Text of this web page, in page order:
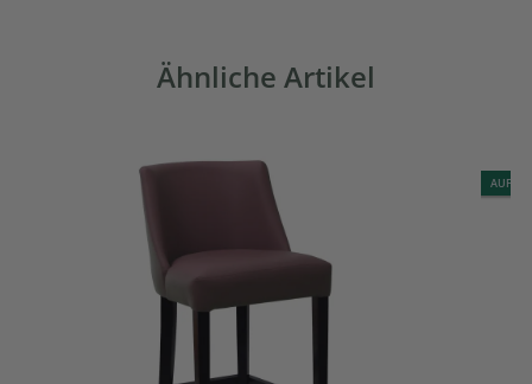
Ähnliche Artikel
AUF